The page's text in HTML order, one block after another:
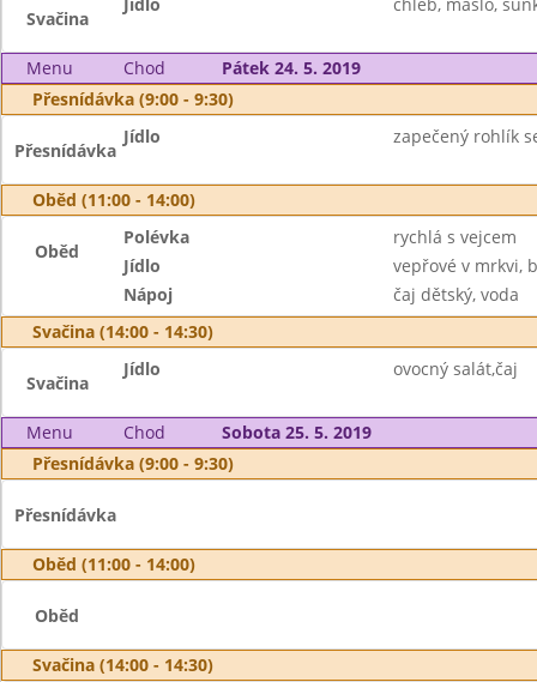
Svačina
Menu Chod
Pátek 24. 5. 2019
Přesnídávka (9:00 - 9:30)
Přesnídávka
Jídlo zapečený rohlík
Oběd (11:00 - 14:00)
Oběd
Polévka
rychlá s vejcem
Jídlo
vepřové v mrkvi,
Nápoj
čaj dětský, voda
Svačina (14:00 - 14:30)
Svačina
Jídlo ovocný salát,čaj
Menu Chod
Sobota 25. 5. 2019
Přesnídávka (9:00 - 9:30)
Přesnídávka
Oběd (11:00 - 14:00)
Oběd
Svačina (14:00 - 14:30)